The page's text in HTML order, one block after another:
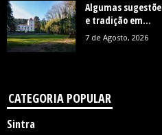
Algumas
e tradição em...
7 de Agosto, 2026
CATEGORIA POPULAR
Sintra